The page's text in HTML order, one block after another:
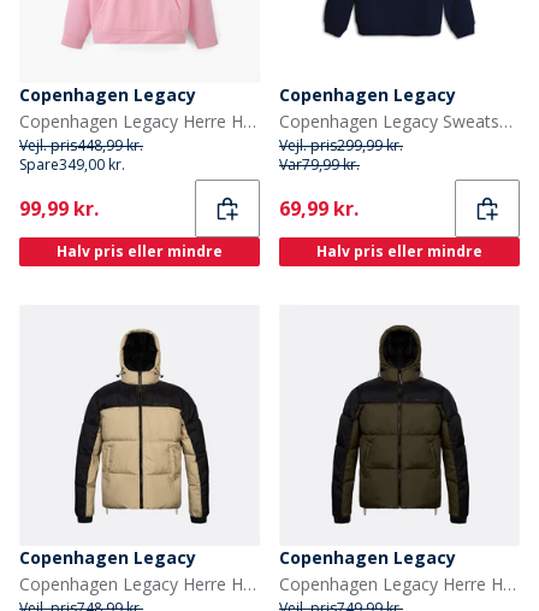
Copenhagen Legacy
Copenhagen Legacy Herre Hættetrøje Pink
Vejl. pris448,99 kr.
Spare349,00 kr.
Current
99,99 kr.
Halv pris eller mindre
Copenhagen Legacy
Copenhagen Legacy Sweatshirt til Børn Blå
Vejl. pris299,99 kr.
Var79,99 kr.
Current
69,99 kr.
Halv pris eller mindre
Copenhagen Legacy
Copenhagen Legacy Herre Hættejakke Khaki / Sort
Copenhagen Legacy
Copenhagen Legacy Herre Hættejakke Army / Sort